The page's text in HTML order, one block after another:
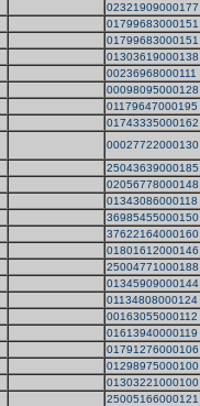
02321909000177
01799683000151
01799683000151
01303619000138
00236968000111
00098095000128
01179647000195
01743335000162
00027722000130
25043639000185
02056778000148
01343086000118
36985455000150
37622164000160
01801612000146
25004771000188
01345909000144
01134808000124
00163055000112
01613940000119
01791276000106
01298975000100
01303221000100
25005166000121